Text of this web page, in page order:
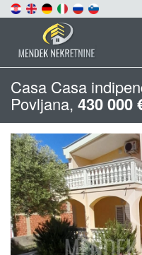
Casa Casa
Povljana, 430 000